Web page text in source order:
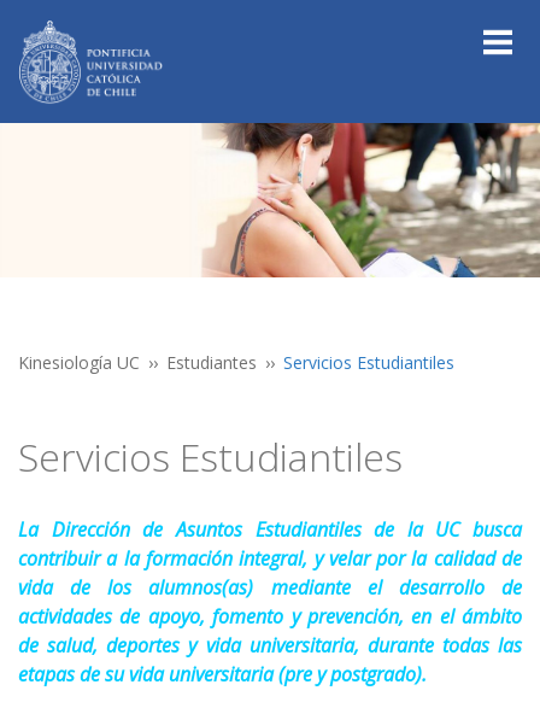
Kinesiología UC Estudiantes Servicios Estudiantiles
Servicios Estudiantiles
La Dirección de Asuntos Estudiantiles de la UC busca
contribuir a la formación integral, y velar por la calidad de
vida de los alumnos(as) mediante el desarrollo de
actividades de apoyo, fomento y prevención, en el ámbito
de salud, deportes y vida universitaria, durante todas las
etapas de su vida universitaria (pre y postgrado).